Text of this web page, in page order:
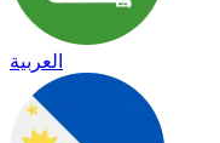
العربية